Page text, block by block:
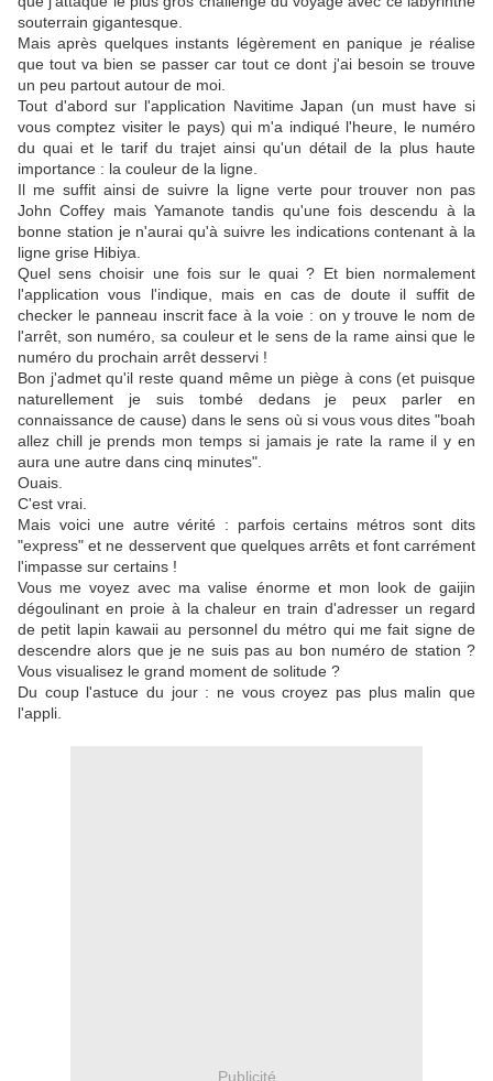
souterrain gigantesque.
Mais après quelques instants légèrement en panique je réalise
que tout va bien se passer car tout ce dont j'ai besoin se trouve
un peu partout autour de moi.
Tout d'abord sur l'application Navitime Japan (un must have si
vous comptez visiter le pays) qui m'a indiqué l'heure, le numéro
du quai et le tarif du trajet ainsi qu'un détail de la plus haute
importance : la couleur de la ligne.
Il me suffit ainsi de suivre la ligne verte pour trouver non pas
John Coffey mais Yamanote tandis qu'une fois descendu à la
bonne station je n'aurai qu'à suivre les indications contenant à la
ligne grise Hibiya.
Quel sens choisir une fois sur le quai ? Et bien normalement
l'application vous l'indique, mais en cas de doute il suffit de
checker le panneau inscrit face à la voie : on y trouve le nom de
l'arrêt, son numéro, sa couleur et le sens de la rame ainsi que le
numéro du prochain arrêt desservi !
Bon j'admet qu'il reste quand même un piège à cons (et puisque
naturellement je suis tombé dedans je peux parler en
connaissance de cause) dans le sens où si vous vous dites "boah
allez chill je prends mon temps si jamais je rate la rame il y en
aura une autre dans cinq minutes".
Ouais.
C'est vrai.
Mais voici une autre vérité : parfois certains métros sont dits
"express" et ne desservent que quelques arrêts et font carrément
l'impasse sur certains !
Vous me voyez avec ma valise énorme et mon look de gaijin
dégoulinant en proie à la chaleur en train d'adresser un regard
de petit lapin kawaii au personnel du métro qui me fait signe de
descendre alors que je ne suis pas au bon numéro de station ?
Vous visualisez le grand moment de solitude ?
Du coup l'astuce du jour : ne vous croyez pas plus malin que
l'appli.
Publicité